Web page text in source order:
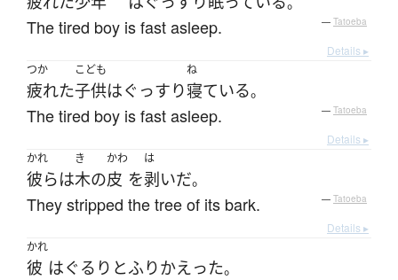
The tired boy is fast asleep. — Tatoeba
Details ▸
つか
疲れた
こども
子供はぐっすり
ね
寝ている。
The tired boy is fast asleep. — Tatoeba
Details ▸
かれ
彼らは
き
木の
かわ
皮 を
は
剥いだ。
They stripped the tree of its bark. — Tatoeba
Details ▸
かれ
彼 はぐるりとふりかえった。